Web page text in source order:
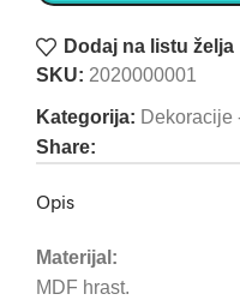
Dodaj na listu želja
SKU: 2020000001
Kategorija: Dekoracije
Share:
Opis
Materijal:
MDF hrast.